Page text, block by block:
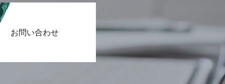
お問い合わせ